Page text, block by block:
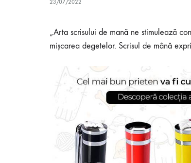
23/07/2022
„Arta scrisului de mană ne stimulează
mișcarea degetelor. Scrisul de mână